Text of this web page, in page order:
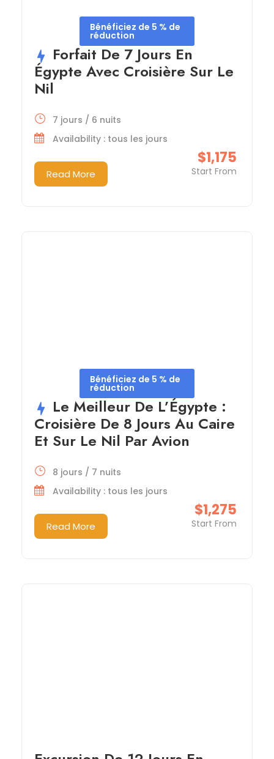
Bénéficiez de 5 % de
réduction
Forfait De 7 Jours En
Égypte Avec Croisière Sur Le
Nil
$1,175
Start From
7 jours / 6 nuits
Availability : tous les jours
Read More
Bénéficiez de 5 % de
réduction
Le Meilleur De L’Égypte :
Croisière De 8 Jours Au Caire
Et Sur Le Nil Par Avion
$1,275
Start From
8 jours / 7 nuits
Availability : tous les jours
Read More